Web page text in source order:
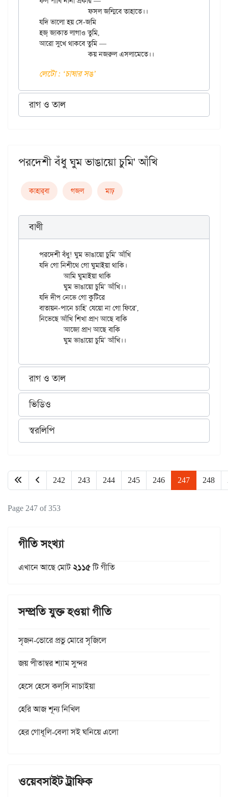
		ফসল জন্মিবে তাহাতে।।
যদি ভালো হয় সে-জমি
হজ্ জাকাত লাগাও তুমি,
আরো সুখে থাকবে তুমি —
লেটো : ‘চাষার সঙ’
রাগ ও তাল
পরদেশী বঁধু ঘুম ভাঙায়ো চুমি' আঁখি
কাহার্‌বা গজল মাঢ়
বাণী
পরদেশী বঁধু! ঘুম ভাঙায়ো চুমি' আঁখি
যদি গো নিশীথে গো ঘুমাইয়া থাকি।
	আমি ঘুমাইয়া থাকি
	ঘুম ভাঙায়ো চুমি' আঁখি।।
যদি দীপ নেভে গো কুটিরে
বাতায়ন-পানে চাহি' যেয়ো না গো ফিরে',
নিভেছে আঁখি শিখা প্রাণ আছে বাকি
	আজো প্রাণ আছে বাকি
রাগ ও তাল
ভিডিও
স্বরলিপি
242 243 244 245 246 247 248
Page 247 of 353
গীতি সংখ্যা
এখানে আছে মোট২১১৫টি গীতি
সম্প্রতি যুক্ত হওয়া গীতি
সৃজন-ভোরে প্রভু মোরে সৃজিলে
জয় পীতাম্বর শ্যাম সুন্দর
হেসে হেসে কল্‌সি নাচাইয়া
হেরি আজ শূন্য নিখিল
হের গোধূলি-বেলা সই ঘনিয়ে এলো
ওয়েবসাইট ট্রাফিক